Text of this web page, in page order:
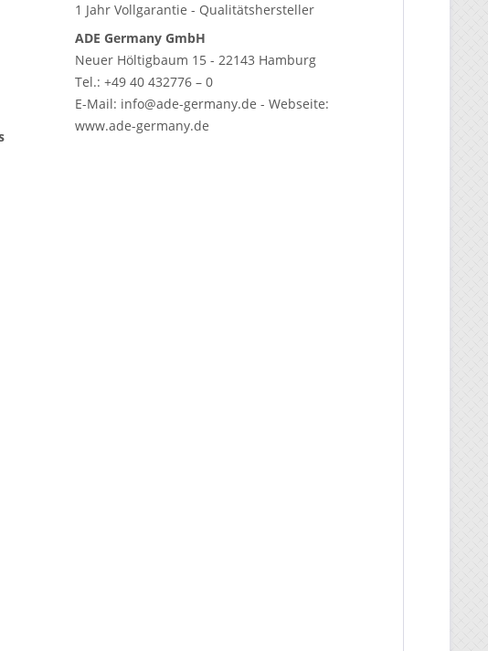
1 Jahr Vollgarantie - Qualitätshersteller
ADE Germany GmbH
Neuer Höltigbaum 15 - 22143 Hamburg
Tel.: +49 40 432776 – 0
E-Mail: info@ade-germany.de - Webseite:
www.ade-germany.de